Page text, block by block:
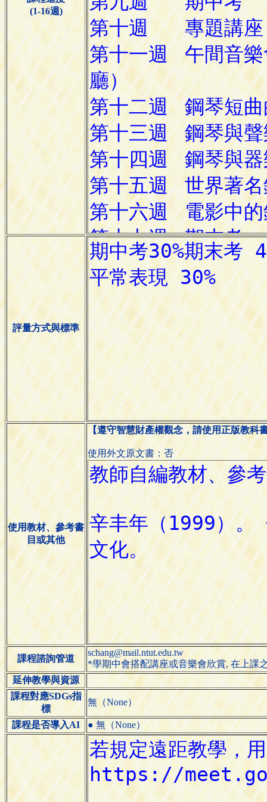
(1-16週)
評量方式與標準
使用教材、參考書
目或其他
【遵守智慧財產權觀念，請使用正版教科
使用外文原文書：否
課程諮詢管道
schang@mail.ntut.edu.tw
*學期中會搭配講座或音樂會欣賞, 在上課
延伸教學與資源
課程對應SDGs指
標
無（None）
課程是否導入AI ● 無（None）